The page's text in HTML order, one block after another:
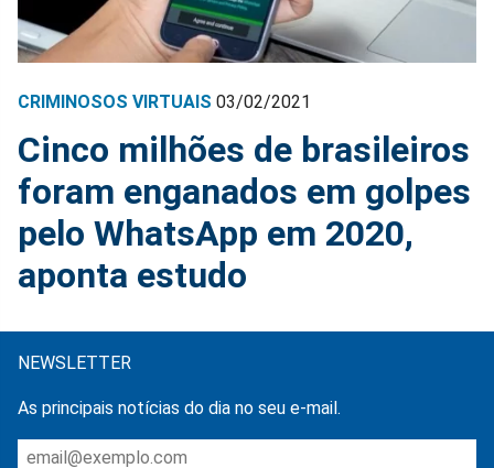
CRIMINOSOS VIRTUAIS 03/02/2021
Cinco milhões de brasileiros
foram enganados em golpes
pelo WhatsApp em 2020,
aponta estudo
NEWSLETTER
As principais notícias do dia no seu e-mail.